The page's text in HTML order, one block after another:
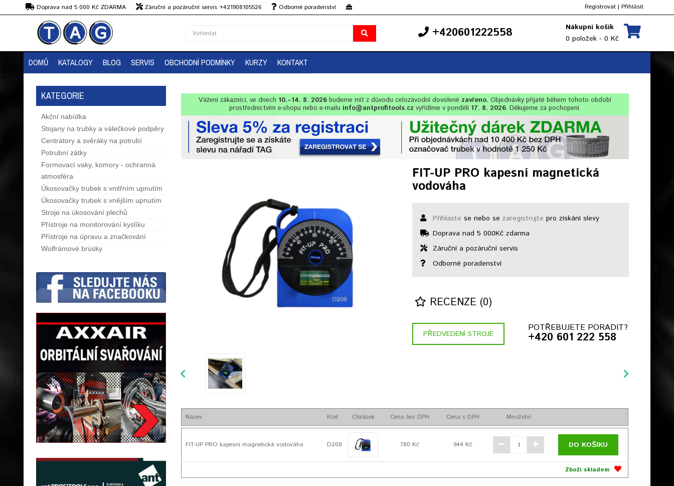
Doprava nad 5 000 Kč ZDARMA Záruční a pozáruční servis +421908105526
Odborné poradenství
Předvedení strojů
Registrovat | Přihlásit
+420601222558
Nákupní košík
0 položek - 0 Kč
DOMŮ KATALOGY BLOG SERVIS OBCHODNÍ PODMÍNKY KURZY KONTAKT
KATEGORIE
Akční nabídka
Stojany na trubky a válečkové podpěry
Centrátory a svěráky na potrubí
Potrubní zátky
Formovací vaky, komory - ochranná
atmosféra
Úkosovačky trubek s vnitřním upnutím
Úkosovačky trubek s vnějším upnutím
Stroje na úkosování plechů
Přístroje na monitorování kyslíku
Přístroje na úpravu a značkování
Wolfrámové brúsky
Vážení zákazníci, ve dnech 10.–14. 8. 2026budeme mít z důvodu celozávodní dovolené zavřeno. Objednávky přijaté během tohoto období
prostřednictvím e-shopu nebo e-mailu info@antprofitools.cz vyřídíme v pondělí 17. 8. 2026. Děkujeme za pochopení.
FIT-UP PRO kapesní magnetická
vodováha
Přihlaste se nebo sezaregistrujte pro získání slevy
Doprava nad 5 000Kč zdarma
Záruční a pozáruční servis
Odborné poradenství
RECENZE (0)
PŘEDVEDENÍ STROJE
POTŘEBUJETE PORADIT?
+420 601 222 558
Název Kód Obrázek Cena bez DPH Cena s DPH Množství
FIT-UP PRO kapesní magnetická vodováha D208 780 Kč 944 Kč DO KOŠÍKU
Zboží skladem